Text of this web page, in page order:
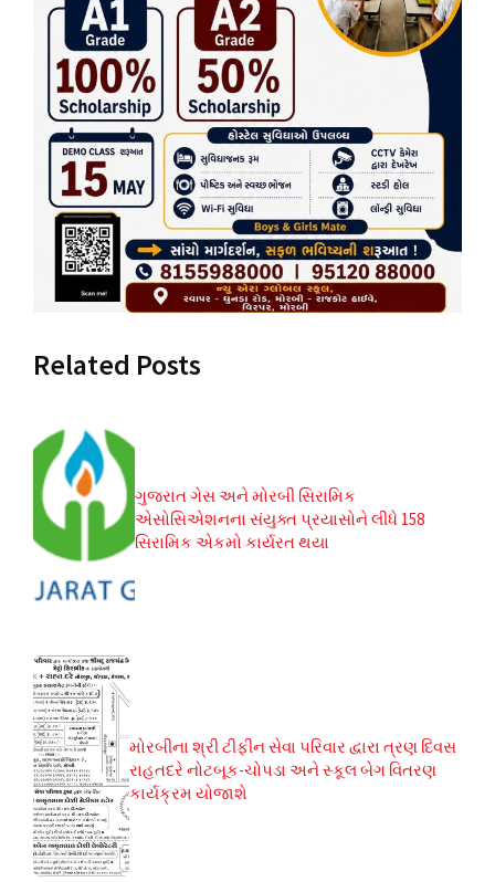
Related Posts
ગુજરાત ગેસ અને મોરબી સિરામિક
એસોસિએશનના સંયુક્ત પ્રયાસોને લીધે 158
સિરામિક એકમો કાર્યરત થયા
મોરબીના શ્રી ટીફીન સેવા પરિવાર દ્વારા ત્રણ દિવસ
રાહતદરે નોટબૂક-ચોપડા અને સ્કૂલ બેગ વિતરણ
કાર્યક્રમ યોજાશે